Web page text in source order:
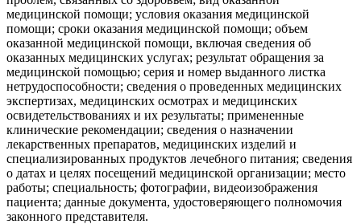
медицинской помощи; условия оказания медицинской
помощи; сроки оказания медицинской помощи; объем
оказанной медицинской помощи, включая сведения об
оказанных медицинских услугах; результат обращения за
медицинской помощью; серия и номер выданного листка
нетрудоспособности; сведения о проведенных медицинских
экспертизах, медицинских осмотрах и медицинских
освидетельствованиях и их результаты; примененные
клинические рекомендации; сведения о назначении
лекарственных препаратов, медицинских изделий и
специализированных продуктов лечебного питания; сведения
о датах и целях посещений медицинской организации; место
работы; специальность; фотографии, видеоизображения
пациента; данные документа, удостоверяющего полномочия
законного представителя.